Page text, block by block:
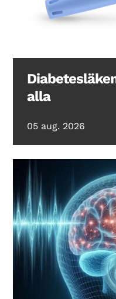
alla
05 aug. 2026